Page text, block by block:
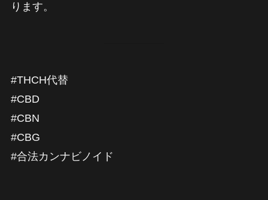
ります。
#THCH代替
#CBD
#CBN
#CBG
#合法カンナビノイド